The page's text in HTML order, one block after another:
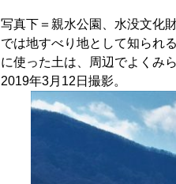
写真下＝親水公園、水没文化
では地すべり地として知られ
に使った土は、周辺でよくみ
2019年3月12日撮影。